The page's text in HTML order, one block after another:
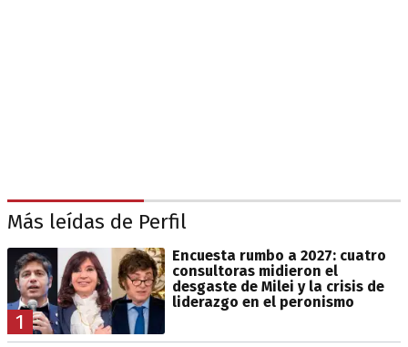
Más leídas de Perfil
1
Encuesta rumbo a 2027: cuatro
consultoras midieron el
desgaste de Milei y la crisis de
liderazgo en el peronismo